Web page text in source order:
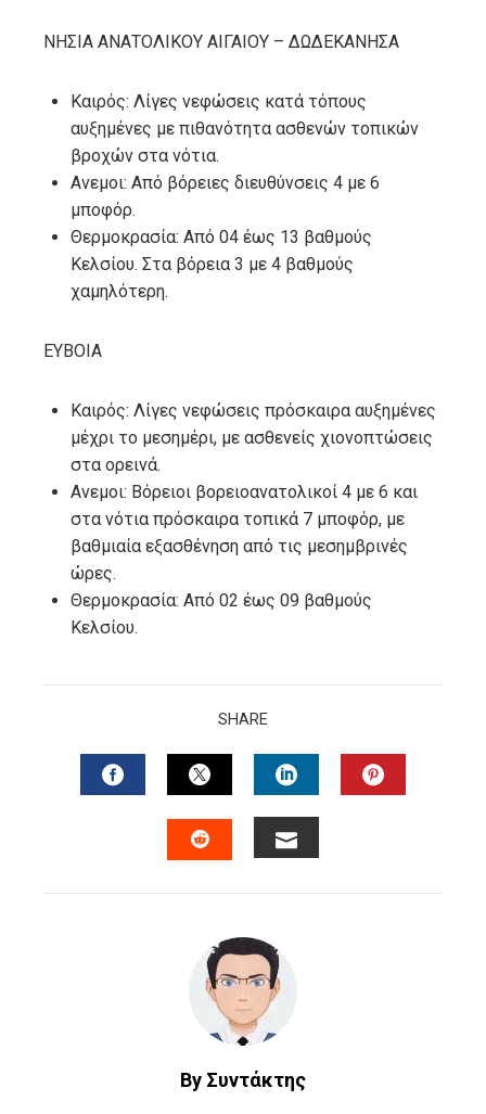
ΝΗΣΙΑ ΑΝΑΤΟΛΙΚΟΥ ΑΙΓΑΙΟΥ – ΔΩΔΕΚΑΝΗΣΑ
Καιρός: Λίγες νεφώσεις κατά τόπους
αυξημένες με πιθανότητα ασθενών τοπικών
βροχών στα νότια.
Ανεμοι: Από βόρειες διευθύνσεις 4 με 6
μποφόρ.
Θερμοκρασία: Από 04 έως 13 βαθμούς
Κελσίου. Στα βόρεια 3 με 4 βαθμούς
χαμηλότερη.
ΕΥΒΟΙΑ
Καιρός: Λίγες νεφώσεις πρόσκαιρα αυξημένες
μέχρι το μεσημέρι, με ασθενείς χιονοπτώσεις
στα ορεινά.
Ανεμοι: Βόρειοι βορειοανατολικοί 4 με 6 και
στα νότια πρόσκαιρα τοπικά 7 μποφόρ, με
βαθμιαία εξασθένηση από τις μεσημβρινές
ώρες.
Θερμοκρασία: Από 02 έως 09 βαθμούς
Κελσίου.
SHARE
FACEBOOKTWITTERLINKEDIN
By Συντάκτης